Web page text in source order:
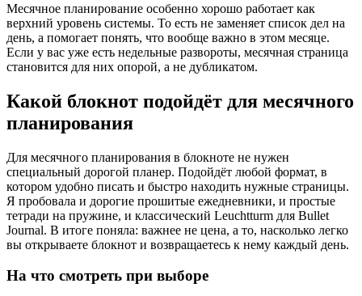
Месячное планирование особенно хорошо работает как
верхний уровень системы. То есть не заменяет список дел на
день, а помогает понять, что вообще важно в этом месяце.
Если у вас уже есть недельные развороты, месячная страница
становится для них опорой, а не дубликатом.
Какой блокнот подойдёт для месячного
планирования
Для месячного планирования в блокноте не нужен
специальный дорогой планер. Подойдёт любой формат, в
котором удобно писать и быстро находить нужные страницы.
Я пробовала и дорогие прошитые ежедневники, и простые
тетради на пружине, и классический Leuchtturm для Bullet
Journal. В итоге поняла: важнее не цена, а то, насколько легко
вы открываете блокнот и возвращаетесь к нему каждый день.
На что смотреть при выборе